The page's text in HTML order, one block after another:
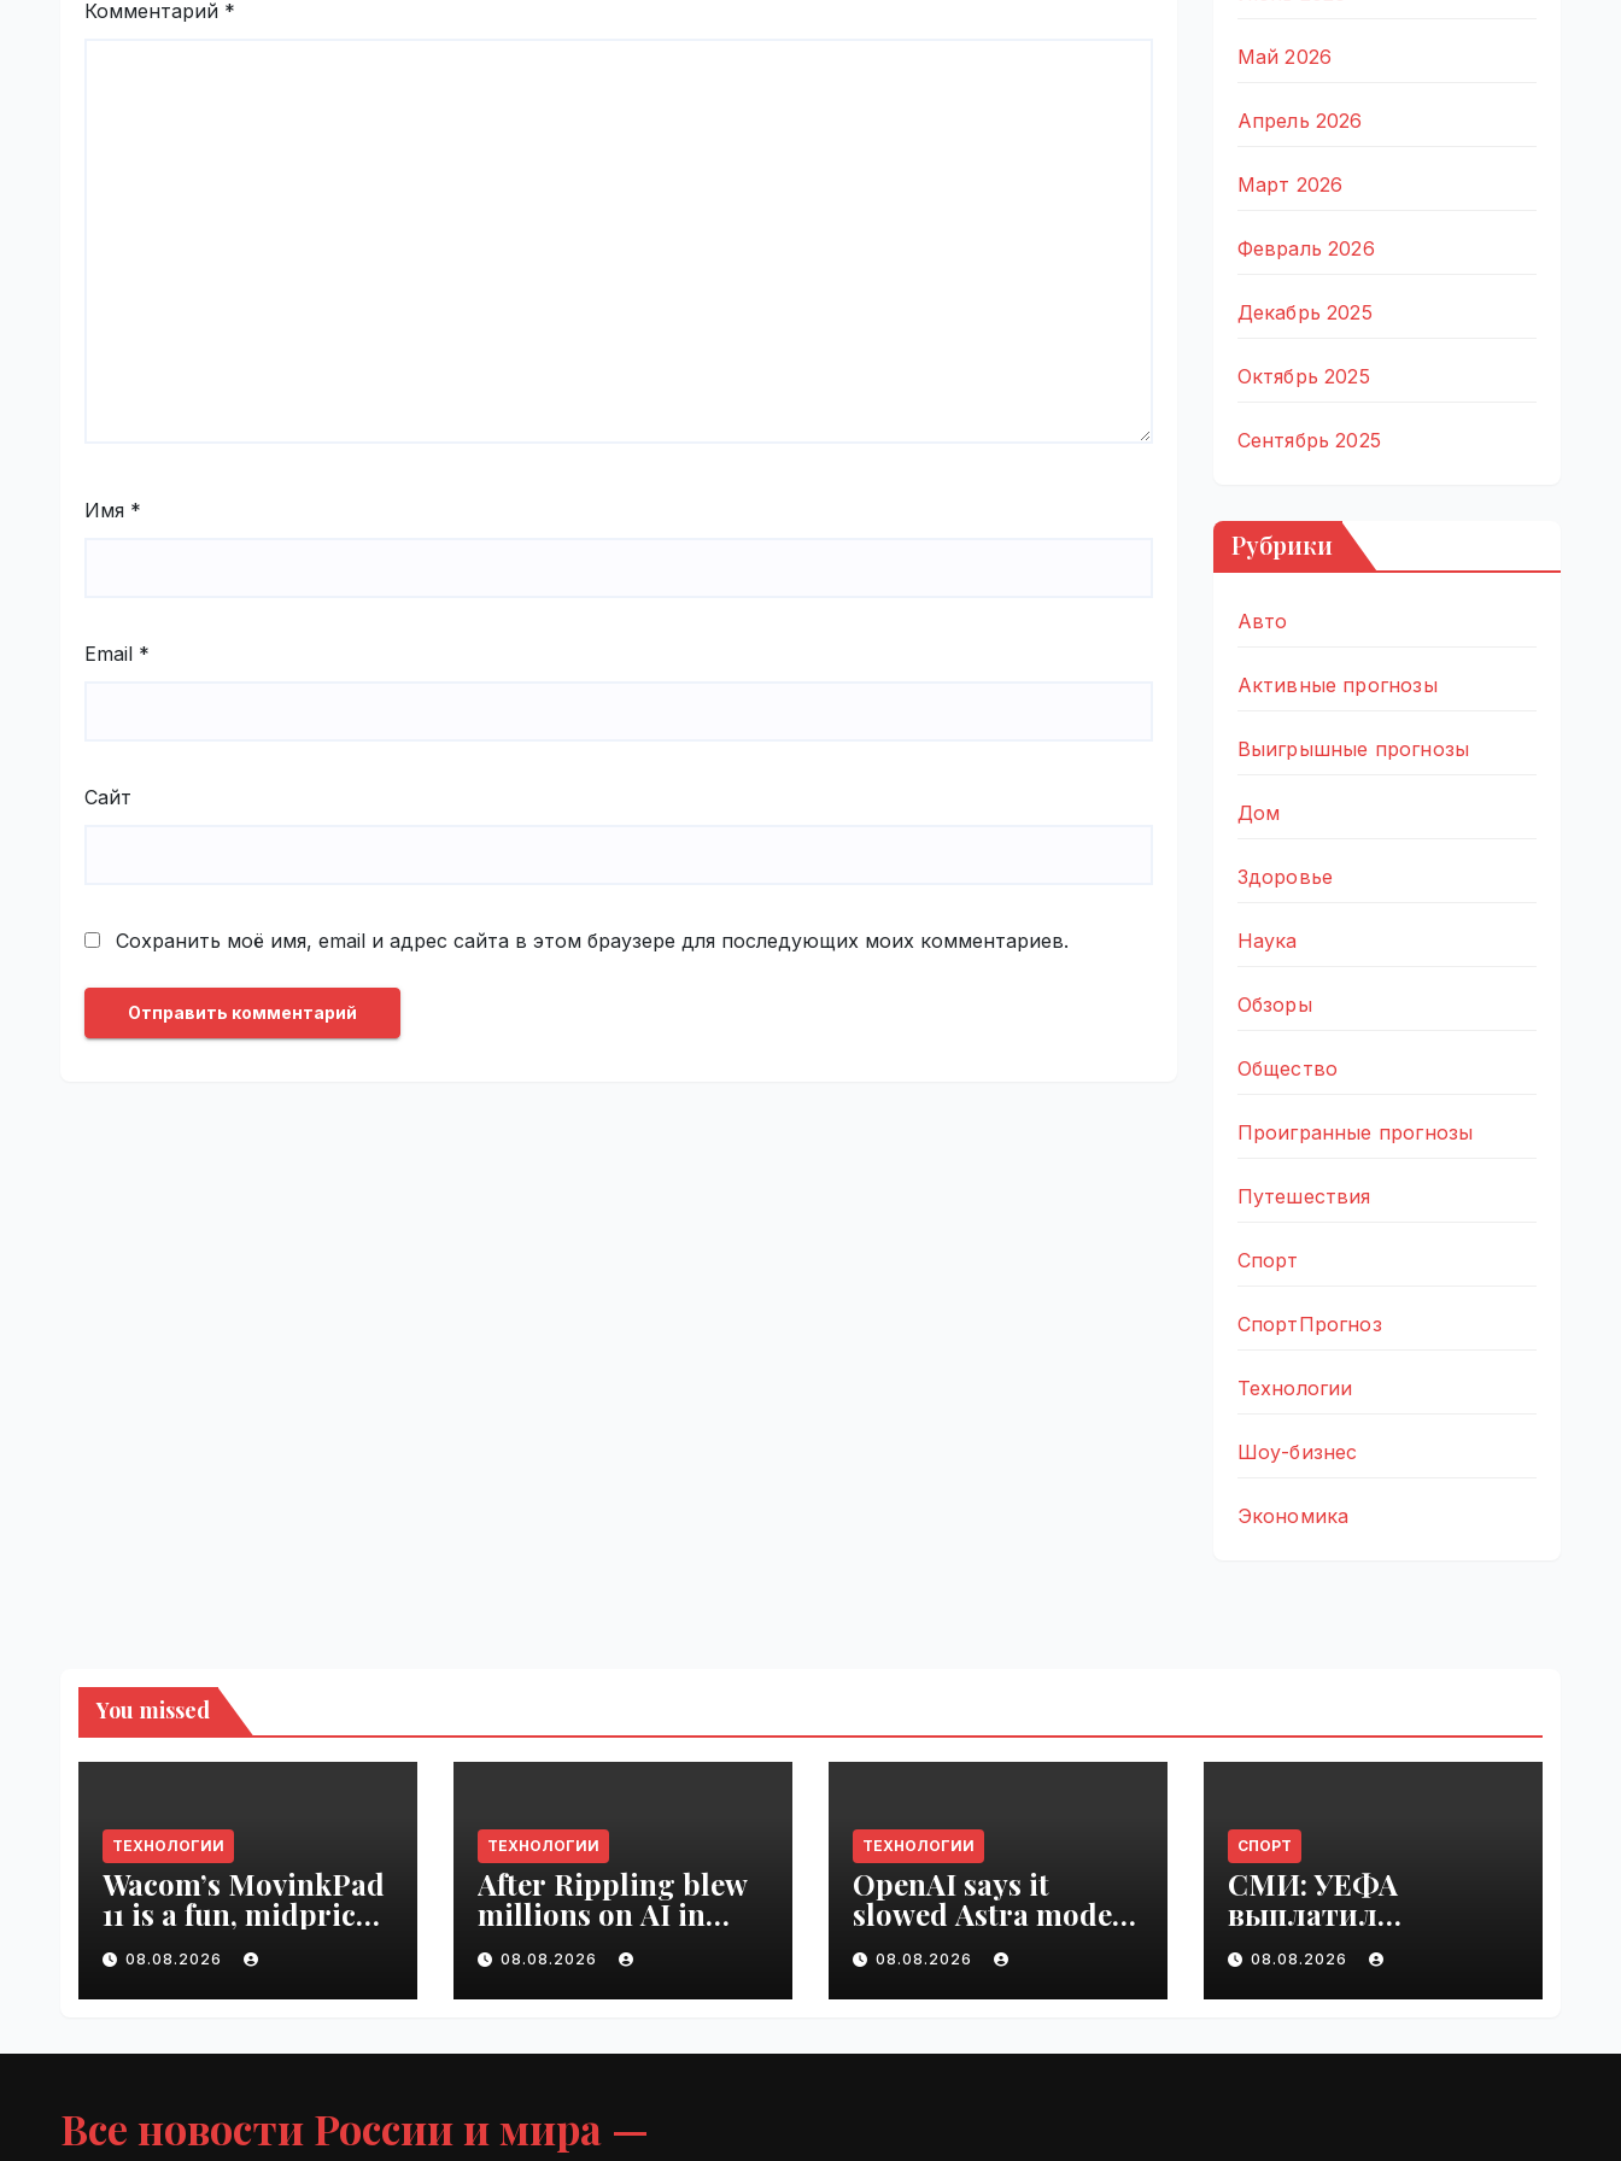
Комментарий *
Имя *
Email *
Сайт
Сохранить моё имя, email и адрес сайта в этом браузере для последующих моих комментариев.
Май 2026
Апрель 2026
Март 2026
Февраль 2026
Декабрь 2025
Октябрь 2025
Сентябрь 2025
Рубрики
Авто
Активные прогнозы
Выигрышные прогнозы
Дом
Здоровье
Наука
Обзоры
Общество
Проигранные прогнозы
Путешествия
Спорт
СпортПрогноз
Технологии
Шоу-бизнес
Экономика
You missed
ТЕХНОЛОГИИ
Wacom’s MovinkPad
11 is a fun, midpriced
entry point for
digital artists |
VseTime.ru
08.08.2026
ТЕХНОЛОГИИ
After Rippling blew
millions on AI in
months, it built an
employee ROI tool |
VseTime.ru
08.08.2026
ТЕХНОЛОГИИ
OpenAI says it
slowed Astra model
development over
security concerns |
VseTime.ru
08.08.2026
СПОРТ
СМИ: УЕФА
выплатил
шестизначную
сумму любовнице
Инфантино |
08.08.2026
Все новости России и мира —